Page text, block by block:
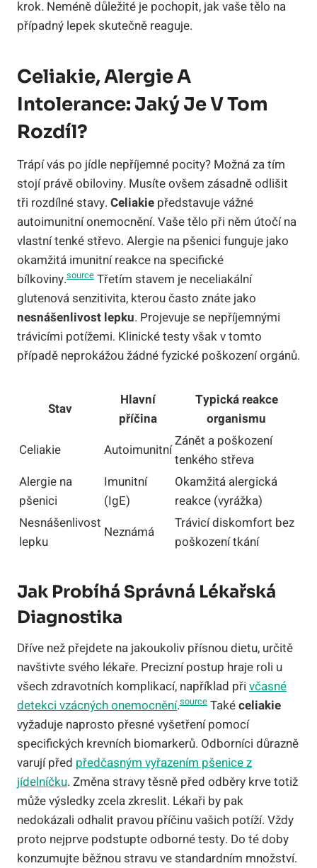
krok. Neméně důležité je pochopit, jak vaše tělo na
případný lepek skutečně reaguje.
Celiakie, Alergie A
Intolerance: Jaký Je V Tom
Rozdíl?
Trápí vás po jídle nepříjemné pocity? Možná za tím
stojí právě obiloviny. Musíte ovšem zásadně odlišit
tři rozdílné stavy. Celiakie představuje vážné
autoimunitní onemocnění. Vaše tělo při něm útočí na
vlastní tenké střevo. Alergie na pšenici funguje jako
okamžitá imunitní reakce na specifické
bílkoviny.source Třetím stavem je neceliakální
glutenová senzitivita, kterou často znáte jako
nesnášenlivost lepku. Projevuje se nepříjemnými
trávicími potížemi. Klinické testy však v tomto
případě neprokážou žádné fyzické poškození orgánů.
Stav
Hlavní
příčina
Typická reakce
organismu
Celiakie
Autoimunitní
Zánět a poškození
tenkého střeva
Alergie na
pšenici
Imunitní
(IgE)
Okamžitá alergická
reakce (vyrážka)
Nesnášenlivost
lepku
Neznámá
Trávicí diskomfort bez
poškození tkání
Jak Probíhá Správná Lékařská
Diagnostika
Dříve než přejdete na jakoukoliv přísnou dietu, určitě
navštivte svého lékaře. Precizní postup hraje roli u
všech zdravotních komplikací, například při včasné
detekci vzácných onemocnění.source Takéceliakie
vyžaduje naprosto přesné vyšetření pomocí
specifických krevních biomarkerů. Odborníci důrazně
varují před předčasným vyřazením pšenice z
jídelníčku. Změna stravy těsně před odběry krve totiž
může výsledky zcela zkreslit. Lékaři by pak
nedokázali odhalit pravou příčinu vašich potíží. Vždy
proto nejprve podstupte odborné testy. Do té doby
konzumujte běžnou stravu ve standardním množství.